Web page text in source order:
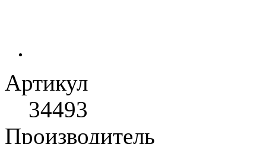
Артикул
34493
Производитель